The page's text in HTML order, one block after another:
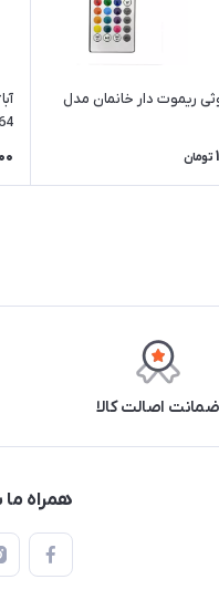
ریموت دار خانمان مدل
تومان
ضمانت اصالت کالا
همراه ما